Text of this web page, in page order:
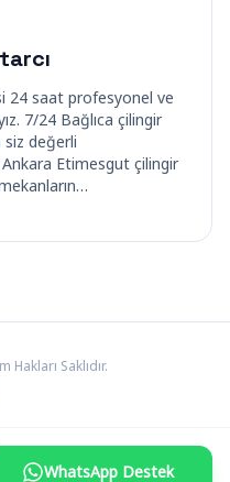
24 saat profesyonel ve
7/24 Bağlıca çilingir
değerli
Etimesgut çilingir
Hakları Saklıdır.
WhatsApp Destek